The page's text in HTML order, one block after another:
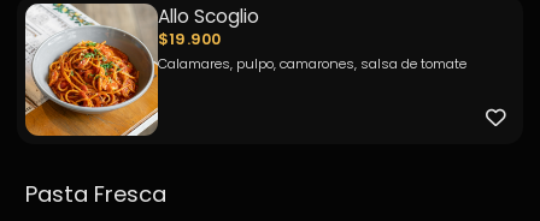
Allo Scoglio
$19.900
Calamares, pulpo, camarones, salsa de tomate
Pasta Fresca